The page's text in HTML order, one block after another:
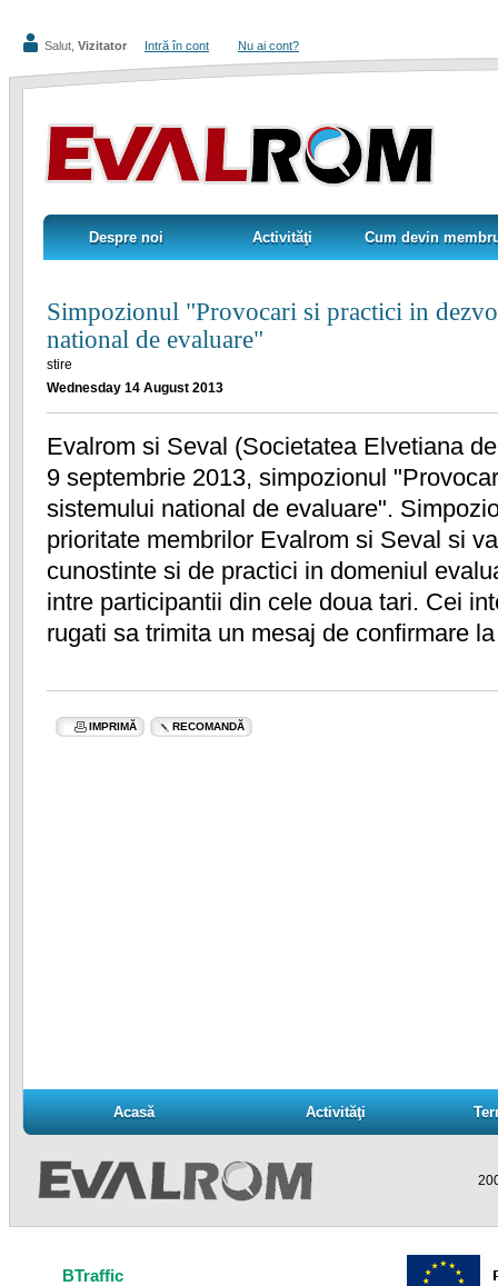
Salut, Vizitator Intră în cont Nu ai cont?
Despre noi
Despre noi Activităţi
Activităţi Cum devin
Cum devin
Simpozionul "Provocari si practici in
national de evaluare"
stire
Wednesday 14 August 2013
Evalrom si Seval (Societatea Elvetiana
9 septembrie 2013, simpozionul
sistemului national de evaluare".
prioritate membrilor Evalrom si Seval si
cunostinte si de practici in domeniul
intre participantii din cele doua tari. Cei
rugati sa trimita un mesaj de confirmare
IMPRIMĂ RECOMANDĂ
Acasă
Acasă Activităţi
Activităţi
BTraffic